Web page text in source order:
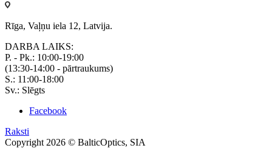
Rīga, Vaļņu iela 12, Latvija.
DARBA LAIKS:
P. - Pk.: 10:00-19:00
(13:30-14:00 - pārtraukums)
S.: 11:00-18:00
Sv.: Slēgts
Facebook
Raksti
Copyright 2026 © BalticOptics, SIA